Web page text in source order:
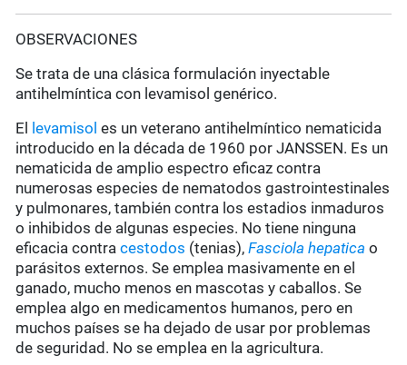
OBSERVACIONES
Se trata de una clásica formulación inyectable
antihelmíntica con levamisol genérico.
El
levamisol es un veterano antihelmíntico nematicida
introducido en la década de 1960 por JANSSEN. Es un
nematicida de amplio espectro eficaz contra
numerosas especies de nematodos gastrointestinales
y pulmonares, también contra los estadios inmaduros
o inhibidos de algunas especies. No tiene ninguna
eficacia contracestodos (tenias),Fasciola hepatica o
parásitos externos. Se emplea masivamente en el
ganado, mucho menos en mascotas y caballos. Se
emplea algo en medicamentos humanos, pero en
muchos países se ha dejado de usar por problemas
de seguridad. No se emplea en la agricultura.